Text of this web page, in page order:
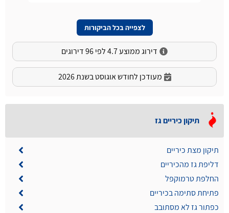
לצפייה בכל הביקורות
דירוג ממוצע 4.7 לפי 96 דירוגים
מעודכן לחודש אוגוסט בשנת 2026
תיקון כיריים גז
תיקון מצת כיריים
דליפת גז מהכיריים
החלפת טרמוקפל
פתיחת סתימה בכיריים
כפתור גז לא מסתובב